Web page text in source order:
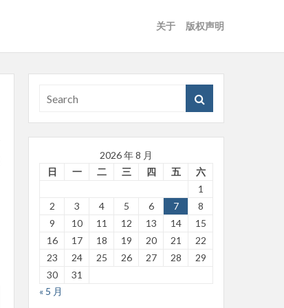
关于 版权声明
2026 年 8 月
日
一 二 三 四 五
六
1
2
3 4 5 6 7
8
9
10 11 12 13 14
15
16
17 18 19 20 21
22
23
24 25 26 27 28
29
30
31
« 5 月